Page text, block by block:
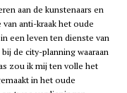
aan de kunstenaars en
anti-kraak het oude
een leven ten dienste van
de city-planning waaraan
zou ik mij ten volle het
in het oude